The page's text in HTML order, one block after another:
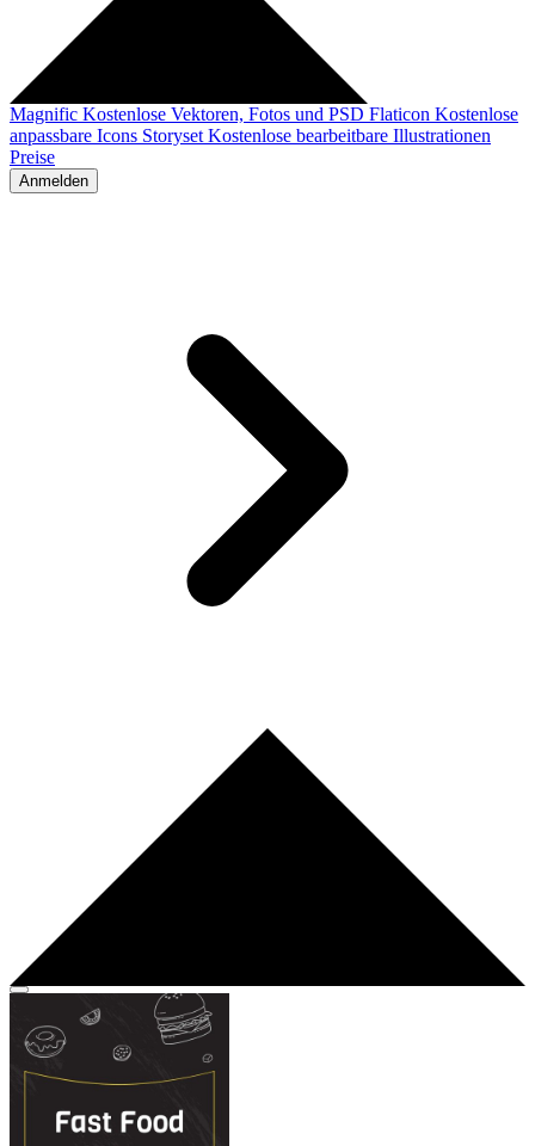
Magnific Kostenlose Vektoren, Fotos und PSD Flaticon Kostenlose
anpassbare Icons Storyset Kostenlose bearbeitbare Illustrationen
Preise
Anmelden